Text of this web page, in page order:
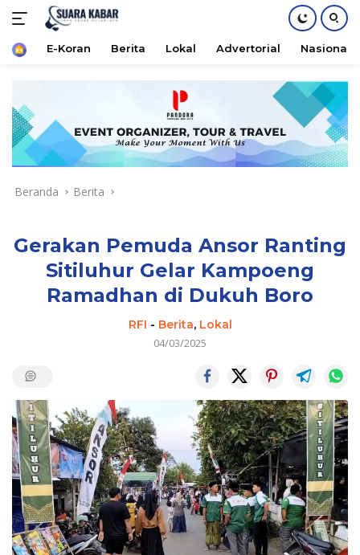
konten
HomeE-Koran Berita Lokal Advertorial Nasional
Beranda Berita
Gerakan Pemuda Ansor Ranting
Sitiluhur Gelar Kampoeng
Ramadhan di Dukuh Boro
RFI - Berita, Lokal
04/03/2025